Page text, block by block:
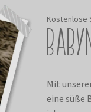
Kostenlose
Mit
eine süße